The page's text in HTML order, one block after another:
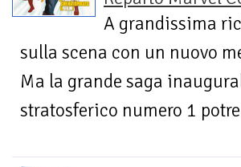
A grandissima
sulla scena con un nuovo
Ma la grande saga
stratosferico numero 1